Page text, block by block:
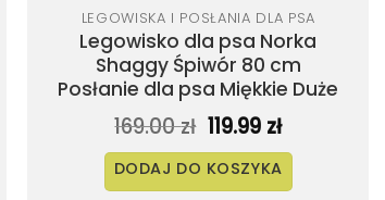
LEGOWISKA I POSŁANIA DLA PSA
Legowisko dla psa Norka
Shaggy Śpiwór 80 cm
Posłanie dla psa Miękkie Duże
169.00zł Pierwotna
cena
wynosiła:
169.00 zł.
119.99 złAktualna
cena
wynosi:
119.99 zł.
DODAJ DO KOSZYKA